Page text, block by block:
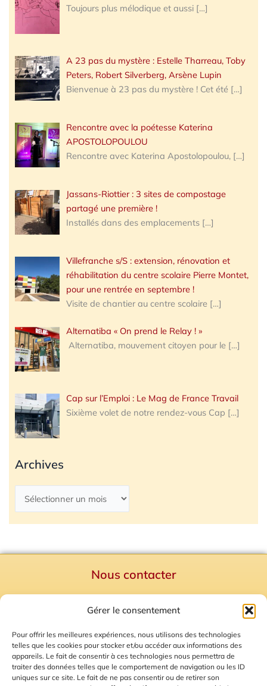
Gérer le consentement
Pour offrir les meilleures expériences, nous utilisons des technologies
telles que les cookies pour stocker et/ou accéder aux informations des
appareils. Le fait de consentir à ces technologies nous permettra de
traiter des données telles que le comportement de navigation ou les ID
uniques sur ce site. Le fait de ne pas consentir ou de retirer son
Toujours plus mélodique et aussi […]
A 23 pas du mystère : Estelle Tharreau, Toby
Peters, Robert Silverberg, Arsène Lupin
Bienvenue à 23 pas du mystère ! Cet été […]
Rencontre avec la poétesse Katerina
APOSTOLOPOULOU
Rencontre avec Katerina Apostolopoulou, […]
Jassans-Riottier : 3 sites de compostage
partagé une première !
Installés dans des emplacements […]
Villefranche s/S : extension, rénovation et
réhabilitation du centre scolaire Pierre Montet,
pour une rentrée en septembre !
Visite de chantier au centre scolaire […]
Alternatiba « On prend le Relay ! »
Alternatiba, mouvement citoyen pour le […]
Cap sur l’Emploi : Le Mag de France Travail
Sixième volet de notre rendez-vous Cap […]
Archives
Nous contacter
Mentions Légales
Plan du site
Gestion des Cookies